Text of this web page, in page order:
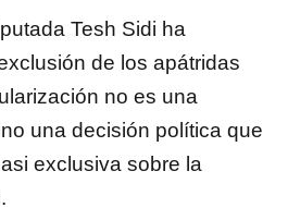
Tesh Sidi ha
de los apátridas
no es una
una decisión política que
exclusiva sobre la